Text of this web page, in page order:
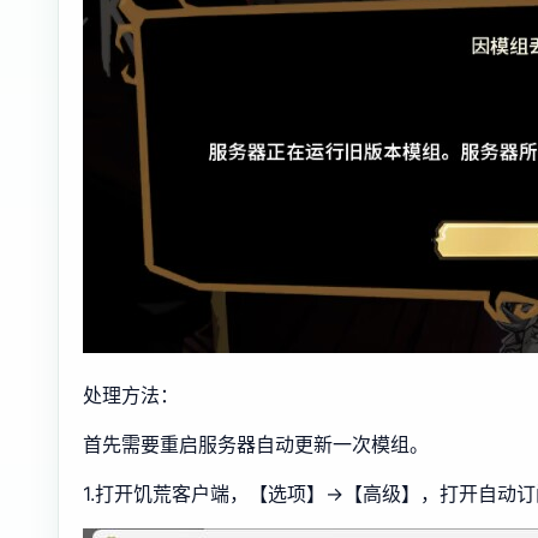
处理方法：
首先需要重启服务器自动更新一次模组。
1.打开饥荒客户端，【选项】→【高级】，打开自动